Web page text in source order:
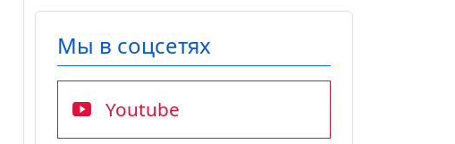
Мы в соцсетях
Youtube